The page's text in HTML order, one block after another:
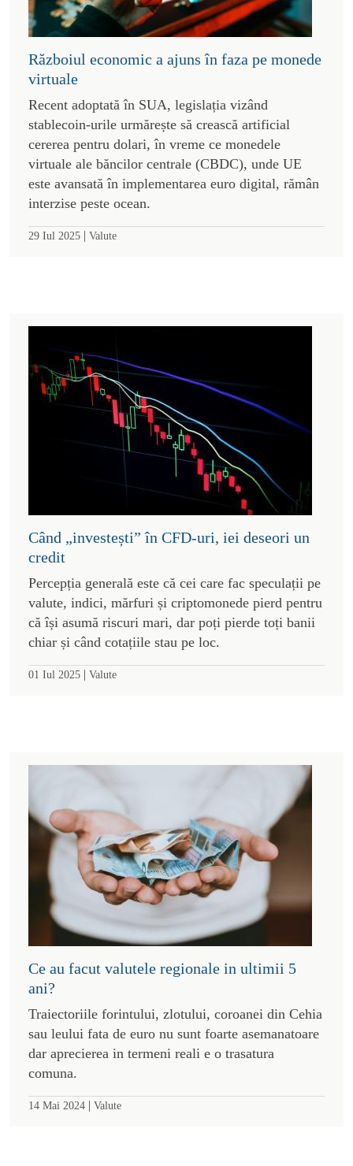
Războiul economic a ajuns în faza pe monede
virtuale
Recent adoptată în SUA, legislația vizând
stablecoin-urile urmărește să crească artificial
cererea pentru dolari, în vreme ce monedele
virtuale ale băncilor centrale (CBDC), unde UE
este avansată în implementarea euro digital, rămân
interzise peste ocean.
29 Iul 2025 | Valute
Când „investești” în CFD-uri, iei deseori un
credit
Percepția generală este că cei care fac speculații pe
valute, indici, mărfuri și criptomonede pierd pentru
că își asumă riscuri mari, dar poți pierde toți banii
chiar și când cotațiile stau pe loc.
01 Iul 2025 | Valute
Ce au facut valutele regionale in ultimii 5
ani?
Traiectoriile forintului, zlotului, coroanei din Cehia
sau leului fata de euro nu sunt foarte asemanatoare
dar aprecierea in termeni reali e o trasatura
comuna.
14 Mai 2024 | Valute